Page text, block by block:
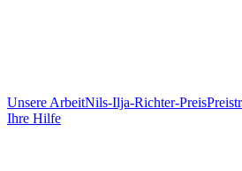
Unsere ArbeitNils-Ilja-Richter-Preis
Ihre Hilfe